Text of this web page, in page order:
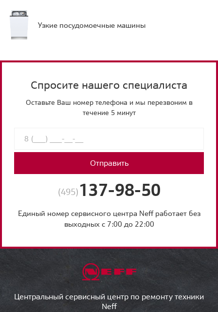
Узкие посудомоечные машины
Спросите нашего специалиста
Оставьте Ваш номер телефона и мы перезвоним в
течение 5 минут
Отправить
(495) 137-98-50
Единый номер сервисного центра Neff работает без
выходных с 7:00 до 22:00
Центральный сервисный центр по ремонту техники
Neff